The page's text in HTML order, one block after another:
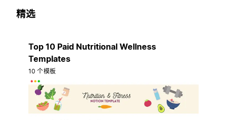
精选
Top 10 Paid Nutritional Wellness
Templates
10 个模板